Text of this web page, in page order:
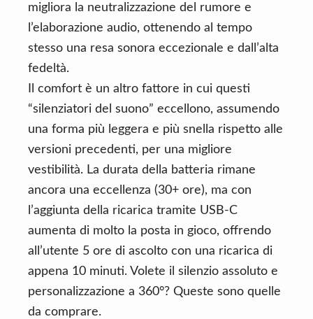
migliora la neutralizzazione del rumore e
l’elaborazione audio, ottenendo al tempo
stesso una resa sonora eccezionale e dall’alta
fedeltà.
Il comfort è un altro fattore in cui questi
“silenziatori del suono” eccellono, assumendo
una forma più leggera e più snella rispetto alle
versioni precedenti, per una migliore
vestibilità. La durata della batteria rimane
ancora una eccellenza (30+ ore), ma con
l’aggiunta della ricarica tramite USB-C
aumenta di molto la posta in gioco, offrendo
all’utente 5 ore di ascolto con una ricarica di
appena 10 minuti. Volete il silenzio assoluto e
personalizzazione a 360°? Queste sono quelle
da comprare.